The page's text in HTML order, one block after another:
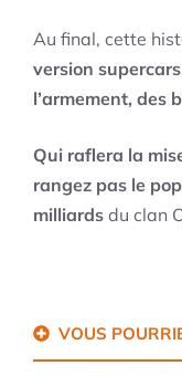
Au final, cette
version supercars
l’armement, des
Qui raflera la
rangez pas le
milliards du clan
VOUS